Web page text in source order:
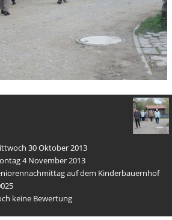
30 Oktober 2013
4 November 2013
auf dem Kinderbauernhof
keine Bewertung